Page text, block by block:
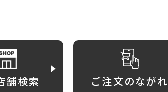
舗検索 ご注文のながれ